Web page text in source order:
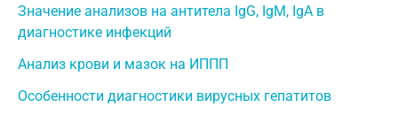
Значение анализов на антитела IgG, IgM, IgA в
диагностике инфекций
Анализ крови и мазок на ИППП
Особенности диагностики вирусных гепатитов
Владимир
Волгоград
Волжский